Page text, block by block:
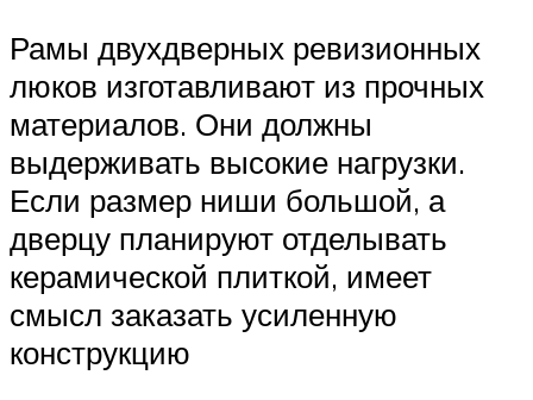
Рамы двухдверных ревизионных
люков изготавливают из прочных
материалов. Они должны
выдерживать высокие нагрузки.
Если размер ниши большой, а
дверцу планируют отделывать
керамической плиткой, имеет
смысл заказать усиленную
конструкцию